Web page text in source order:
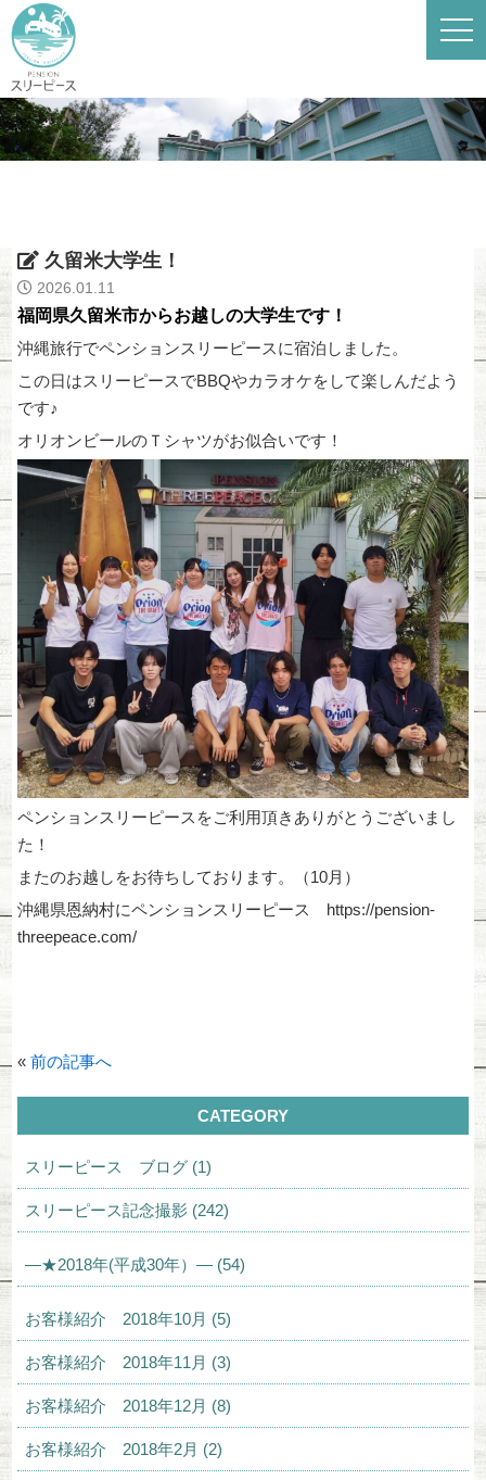
久留米大学生！
2026.01.11
福岡県久留米市からお越しの大学生です！
沖縄旅行でペンションスリーピースに宿泊しました。
この日はスリーピースでBBQやカラオケをして楽しんだよう
です♪
オリオンビールのＴシャツがお似合いです！
ペンションスリーピースをご利用頂きありがとうございまし
た！
またのお越しをお待ちしております。（10月）
沖縄県恩納村にペンションスリーピース https://pension-
threepeace.com/
«前の記事へ
CATEGORY
スリーピース ブログ (1)
スリーピース記念撮影 (242)
—★2018年(平成30年）— (54)
お客様紹介 2018年10月 (5)
お客様紹介 2018年11月 (3)
お客様紹介 2018年12月 (8)
お客様紹介 2018年2月 (2)